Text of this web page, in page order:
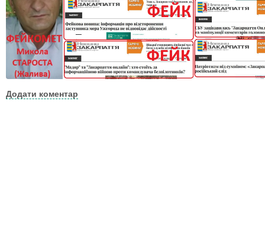
Додати коментар